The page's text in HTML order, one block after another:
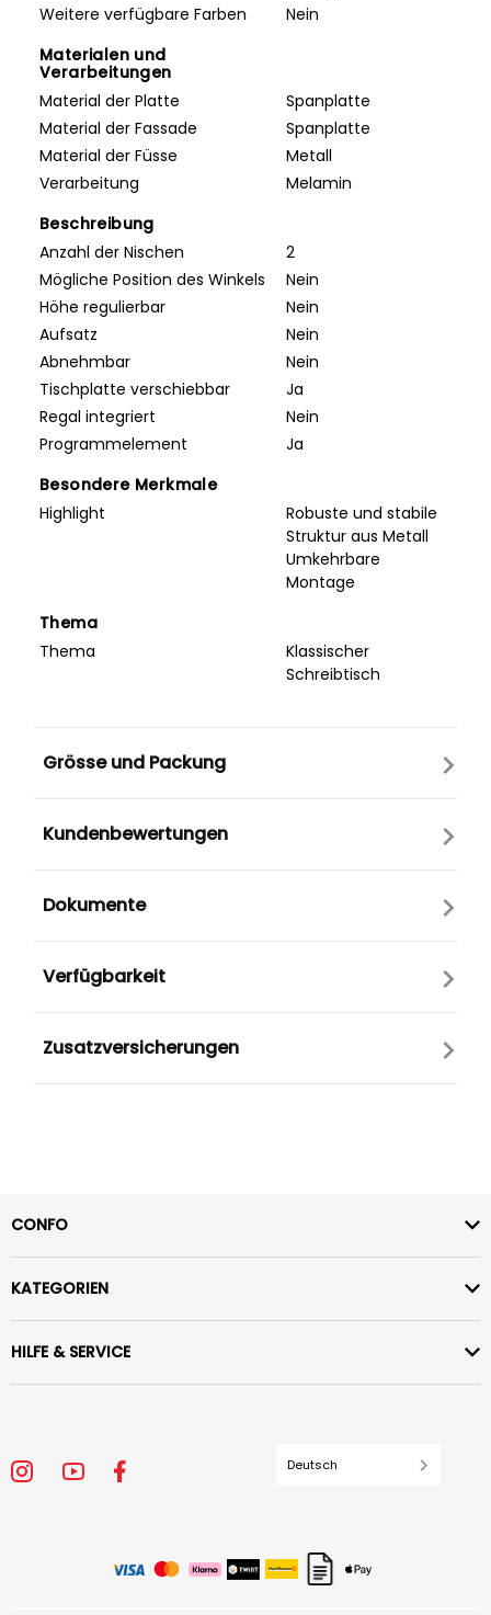
Weitere verfügbare Farben
Nein
Materialen und
Verarbeitungen
Material der Platte
Spanplatte
Material der Fassade
Spanplatte
Material der Füsse
Metall
Verarbeitung
Melamin
Beschreibung
Anzahl der Nischen
2
Mögliche Position des Winkels
Nein
Höhe regulierbar
Nein
Aufsatz
Nein
Abnehmbar
Nein
Tischplatte verschiebbar
Ja
Regal integriert
Nein
Programmelement
Ja
Besondere Merkmale
Highlight
Robuste und stabile
Struktur aus Metall
Umkehrbare
Montage
Thema
Thema
Klassischer
Schreibtisch
Grösse und Packung
Kundenbewertungen
Dokumente
Verfügbarkeit
Zusatzversicherungen
CONFO
KATEGORIEN
HILFE & SERVICE
Deutsch